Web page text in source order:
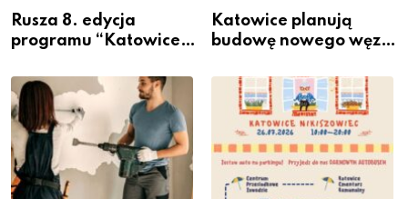
Rusza 8. edycja
programu “Katowice
– nabór dla
przedsiębiorców
Katowice planują
budowę nowego węzła
Podlesiu